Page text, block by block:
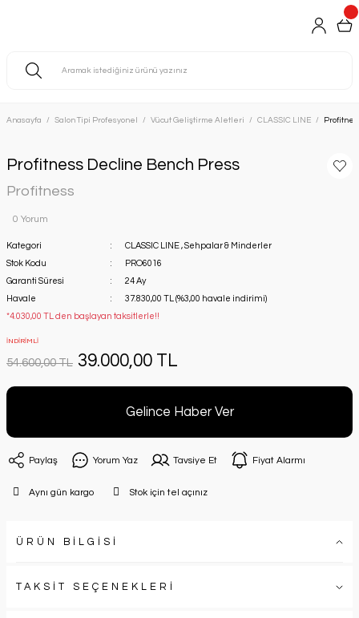
Anasayfa Salon Tipi Profesyonel Vücut Geliştirme Aletleri CLASSIC LINE
Profitness Decline Bench Press
Profitness
0 Yorum
Kategori CLASSIC LINE ,Sehpalar & Minderler
Stok Kodu
PRO6016
Garanti Süresi
24 Ay
Havale
37.830,00 TL (%3,00 havale indirimi)
*4.030,00 TL den başlayan taksitlerle!!
İNDİRİMLİ
54.600,00 TL 39.000,00 TL
Gelince Haber Ver
Paylaş Yorum Yaz Tavsiye Et Fiyat Alarmı
Aynı gün kargo Stok için tel açınız
ÜRÜN BİLGİSİ
TAKSİT SEÇENEKLERİ